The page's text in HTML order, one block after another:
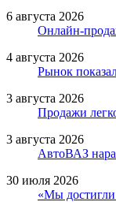
6 августа 2026
Онлайн-
4 августа 2026
Рынок
3 августа 2026
Продажи
3 августа 2026
АвтоВАЗ
30 июля 2026
«Мы достигли